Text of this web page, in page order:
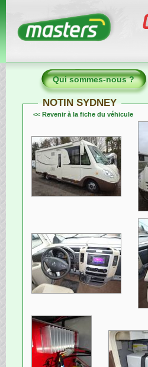
Qui sommes-nous ?
NOTIN SYDNEY
<< Revenir à la fiche du véhicule